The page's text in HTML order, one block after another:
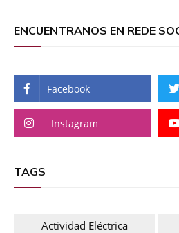
ENCUENTRANOS EN REDE
Facebook
Instagram
TAGS
Actividad Eléctrica